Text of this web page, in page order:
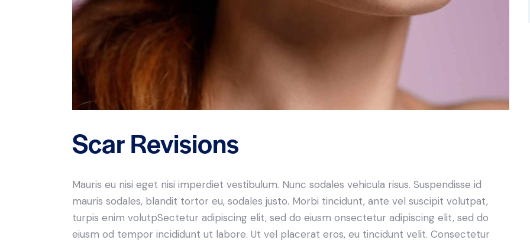
Scar Revisions
Mauris eu nisi eget nisi imperdiet vestibulum. Nunc sodales vehicula risus. Suspendisse id
mauris sodales, blandit tortor eu, sodales justo. Morbi tincidunt, ante vel suscipit volutpat,
turpis enim volutpSectetur adipiscing elit, sed do eiusm onsectetur adipiscing elit, sed do
eiusm od tempor incididunt ut labore. Ut vel placerat eros, eu tincidunt velit. Consectetur